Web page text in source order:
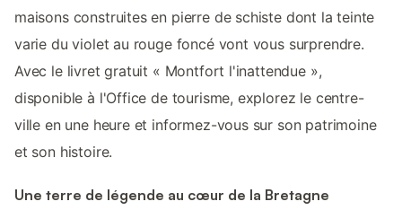
maisons construites en pierre de schiste dont la teinte
varie du violet au rouge foncé vont vous surprendre.
Avec le livret gratuit « Montfort l'inattendue »,
disponible à l'Office de tourisme, explorez le centre-
ville en une heure et informez-vous sur son patrimoine
et son histoire.
Une terre de légende au cœur de la Bretagne